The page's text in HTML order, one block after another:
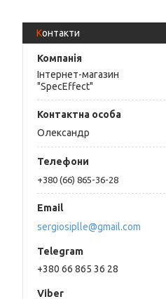
Контакти
Інтернет-магазин
"SpecEffect"
Олександр
+380 (66) 865-36-28
sergiosiplle@gmail.com
+380 66 865 36 28